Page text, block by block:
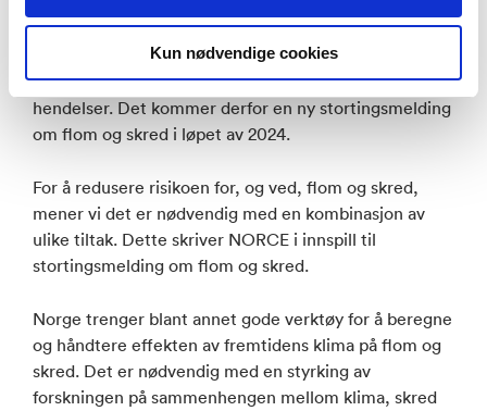
Kun nødvendige cookies
Politikken på flom og skred skal oppdateres slik at
samfunnet står bedre rustet i møte med fremtidige
hendelser. Det kommer derfor en ny stortingsmelding
om flom og skred i løpet av 2024.
For å redusere risikoen for, og ved, flom og skred,
mener vi det er nødvendig med en kombinasjon av
ulike tiltak. Dette skriver NORCE i innspill til
stortingsmelding om flom og skred.
Norge trenger blant annet gode verktøy for å beregne
og håndtere effekten av fremtidens klima på flom og
skred. Det er nødvendig med en styrking av
forskningen på sammenhengen mellom klima, skred